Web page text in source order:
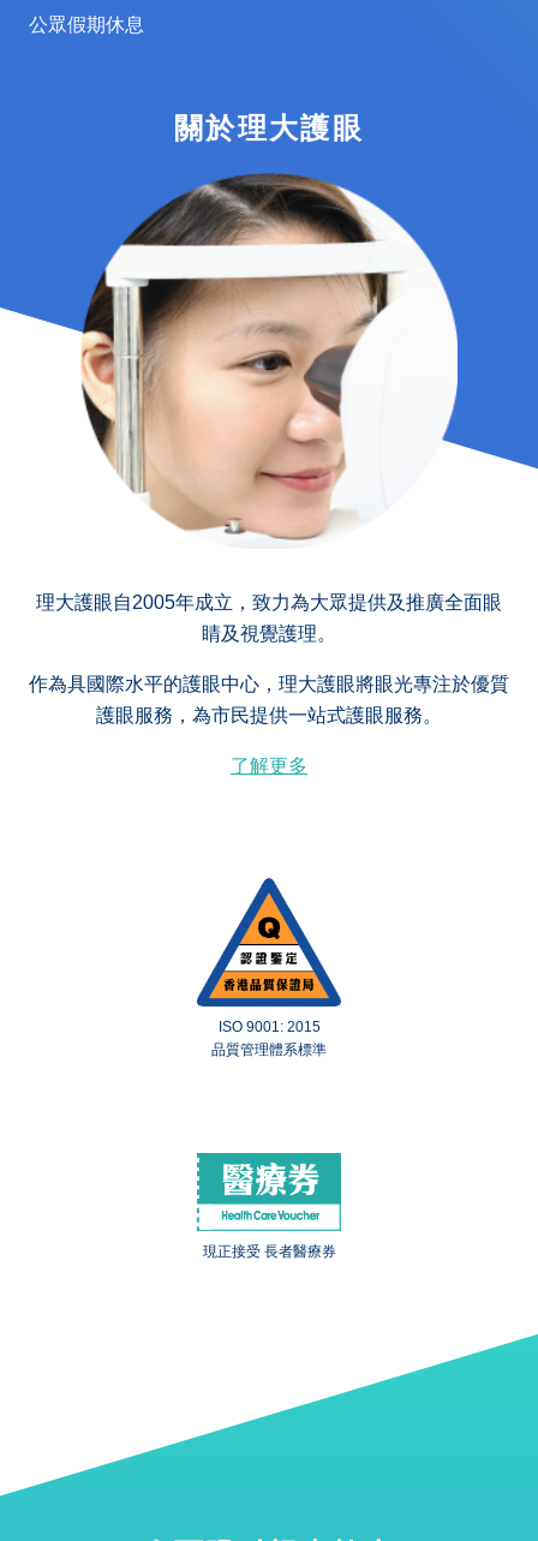
公眾假期休息
關於理大護眼
理大護眼自2005年成立，致力為大眾提供及推廣全面眼
睛及視覺護理。
作為具國際水平的護眼中心，理大護眼將眼光專注於優質
護眼服務，為市民提供一站式護眼服務。
了解更多
ISO 9001: 2015
品質管理體系標準
現正接受 長者醫療券